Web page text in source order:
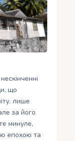
що
лише
за його
минуле,
епохою та